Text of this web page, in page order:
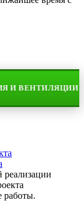
ВЕНТИЛЯЦИИ
реализации
работы.